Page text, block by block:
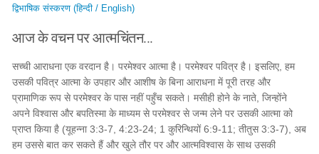
द्विभाषिक संस्करण (हिन्दी / English)
आज के वचन पर आत्मचिंतन...
सच्ची आराधना एक वरदान है। परमेश्वर आत्मा है। परमेश्वर पवित्र है। इसलिए, हम
उसकी पवित्र आत्मा के उपहार और आशीष के बिना आराधना में पूरी तरह और
प्रामाणिक रूप से परमेश्वर के पास नहीं पहुँच सकते। मसीही होने के नाते, जिन्होंने
अपने विश्वास और बपतिस्मा के माध्यम से परमेश्वर से जन्म लेने पर उसकी आत्मा को
प्राप्त किया है (यूहन्ना 3:3-7, 4:23-24; 1 कुरिन्थियों 6:9-11; तीतुस 3:3-7), अब
हम उससे बात कर सकते हैं और खुले तौर पर और आत्मविश्वास के साथ उसकी